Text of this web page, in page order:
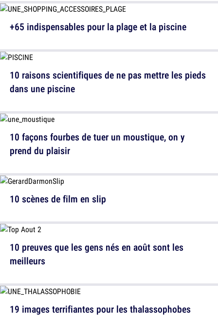
+65 indispensables pour la plage et la piscine
10 façons fourbes de tuer un moustique, on y
prend du plaisir
10 preuves que les gens nés en août sont les
meilleurs
10 raisons scientifiques de ne pas mettre les pieds
dans une piscine
10 scènes de film en slip
19 images terrifiantes pour les thalassophobes